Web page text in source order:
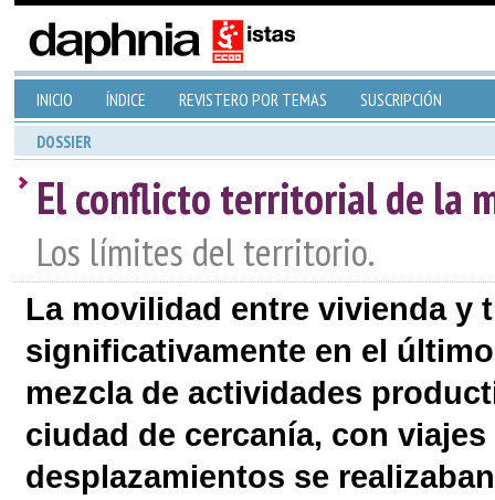
INICIO ÍNDICE REVISTERO POR TEMAS SUSCRIPCIÓN
DOSSIER
El conflicto territorial de la
Los límites del territorio.
La movilidad entre vivienda y
significativamente en el
mezcla de actividades
ciudad de cercanía, con
desplazamientos se